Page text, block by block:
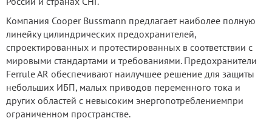
Компания Cooper Bussmann предлагает наиболее полную
линейку цилиндрических предохранителей,
спроектированных и протестированных в соответствии с
мировыми стандартами и требованиями. Предохранители
Ferrule AR обеспечивают наилучшее решение для защиты
небольших ИБП, малых приводов переменного тока и
других областей с невысоким энергопотреблениемпри
ограниченном пространстве.